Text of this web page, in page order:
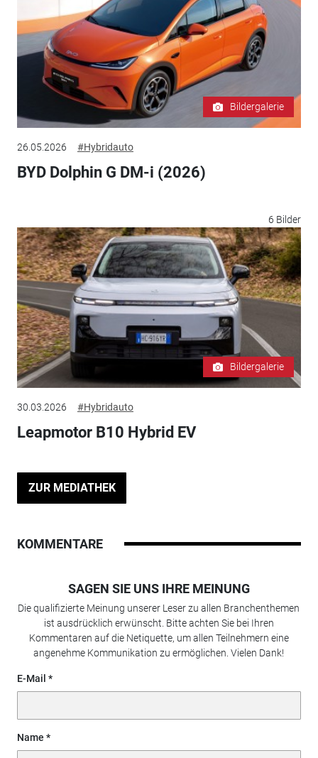
Bildergalerie
26.05.2026 #Hybridauto
BYD Dolphin G DM-i (2026)
6 Bilder
Bildergalerie
30.03.2026 #Hybridauto
Leapmotor B10 Hybrid EV
ZUR MEDIATHEK
KOMMENTARE
SAGEN SIE UNS IHRE MEINUNG
Die qualifizierte Meinung unserer Leser zu allen Branchenthemen
ist ausdrücklich erwünscht. Bitte achten Sie bei Ihren
Kommentaren auf die Netiquette, um allen Teilnehmern eine
angenehme Kommunikation zu ermöglichen. Vielen Dank!
E-Mail
Name